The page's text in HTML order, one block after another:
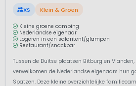
XS Klein & Groen
Kleine groene camping
Nederlandse eigenaar
Logeren in een safaritent/glampen
Restaurant/snackbar
Tussen de Duitse plaatsen Bitburg en
verwelkomen de Nederlandse eigenaars hun
Spatzen. Deze kleine overzichtelijke